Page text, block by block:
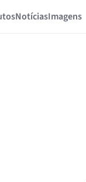
NotíciasImagens